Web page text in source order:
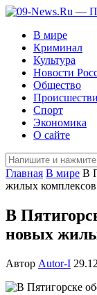
В мире
Криминал
Культура
Новости
Общество
Спорт
Экономика
О сайте
Главная В мире В
жилых комплексов
В
новых
Автор Autor-I